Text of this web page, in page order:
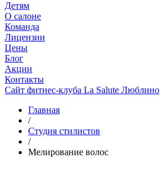
Детям
О салоне
Команда
Лицензии
Цены
Блог
Акции
Контакты
Сайт фитнес-клуба La Salute Люблино
Главная
/
Студия стилистов
/
Мелирование волос